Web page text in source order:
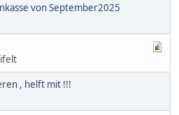
von September2025
, helft mit !!!